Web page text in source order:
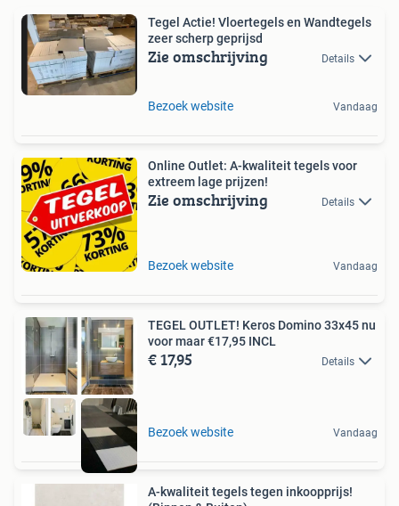
Tegel Actie! Vloertegels en Wandtegels
zeer scherp geprijsd
Zie omschrijving Details
Bezoek website Vandaag
Online Outlet: A-kwaliteit tegels voor
extreem lage prijzen!
Zie omschrijving Details
Bezoek website Vandaag
TEGEL OUTLET! Keros Domino 33x45 nu
voor maar €17,95 INCL
€ 17,95 Details
Bezoek website Vandaag
A-kwaliteit tegels tegen inkoopprijs!